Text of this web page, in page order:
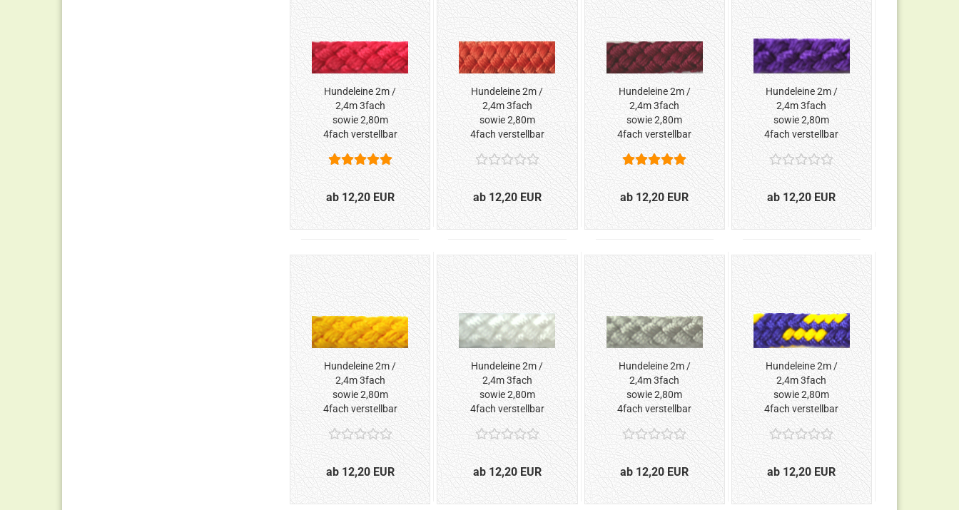
Hundeleine 2m /
2,4m 3fach
sowie 2,80m
4fach verstellbar
*Rot*
ab 12,20 EUR
Hundeleine 2m /
2,4m 3fach
sowie 2,80m
4fach verstellbar
*Orange*
ab 12,20 EUR
Hundeleine 2m /
2,4m 3fach
sowie 2,80m
4fach verstellbar
*Bordeaux*
ab 12,20 EUR
Hundeleine 2m /
2,4m 3fach
sowie 2,80m
4fach verstellbar
*Lila*
ab 12,20 EUR
Hundeleine 2m /
2,4m 3fach
sowie 2,80m
4fach verstellbar
*Gelb*
ab 12,20 EUR
Hundeleine 2m /
2,4m 3fach
sowie 2,80m
4fach verstellbar
*Weiss*
ab 12,20 EUR
Hundeleine 2m /
2,4m 3fach
sowie 2,80m
4fach verstellbar
*Silber*
ab 12,20 EUR
Hundeleine 2m /
2,4m 3fach
sowie 2,80m
4fach verstellbar
*Blau-Gelb*
ab 12,20 EUR